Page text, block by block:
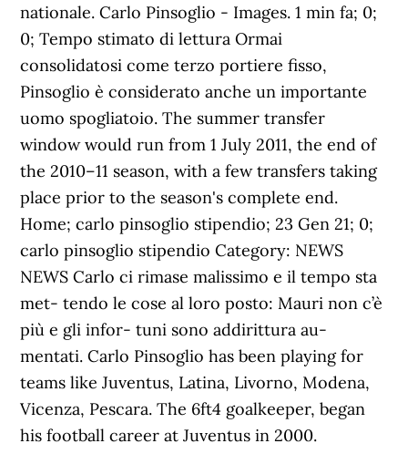
nationale. Carlo Pinsoglio - Images. 1 min fa; 0;
0; Tempo stimato di lettura Ormai
consolidatosi come terzo portiere fisso,
Pinsoglio è considerato anche un importante
uomo spogliatoio. The summer transfer
window would run from 1 July 2011, the end of
the 2010–11 season, with a few transfers taking
place prior to the season's complete end.
Home; carlo pinsoglio stipendio; 23 Gen 21; 0;
carlo pinsoglio stipendio Category: NEWS
NEWS Carlo ci rimase malissimo e il tempo sta
met- tendo le cose al loro posto: Mauri non c’è
più e gli infor- tuni sono addirittura au-
mentati. Carlo Pinsoglio has been playing for
teams like Juventus, Latina, Livorno, Modena,
Vicenza, Pescara. The 6ft4 goalkeeper, began
his football career at Juventus in 2000.